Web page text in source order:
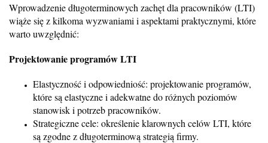
Wprowadzenie długoterminowych zachęt dla pracowników (LTI)
wiąże się z kilkoma wyzwaniami i aspektami praktycznymi, które
warto uwzględnić:
Projektowanie programów LTI
Elastyczność i odpowiedniość: projektowanie programów,
które są elastyczne i adekwatne do różnych poziomów
stanowisk i potrzeb pracowników.
Strategiczne cele: określenie klarownych celów LTI, które
są zgodne z długoterminową strategią firmy.